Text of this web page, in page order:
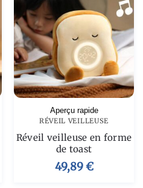
Aperçu rapide
RÉVEIL VEILLEUSE
Réveil veilleuse en forme
de toast
49,89€